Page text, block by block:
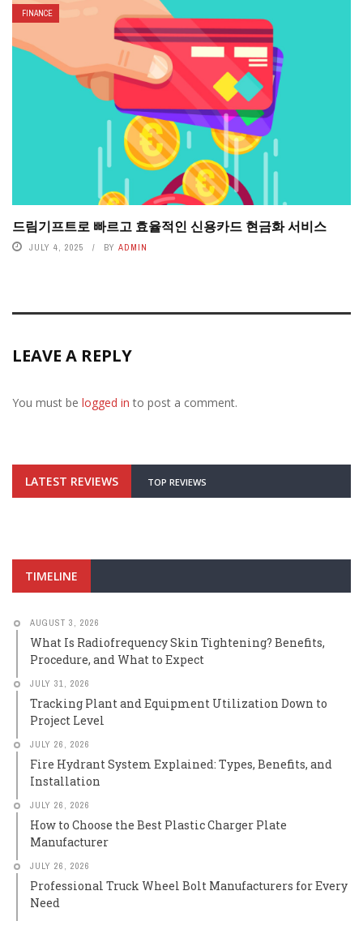
FINANCE
드림기프트로 빠르고 효율적인 신용카드 현금화 서비스
JULY 4, 2025 BY ADMIN
LEAVE A REPLY
You must be logged in to post a comment.
LATEST REVIEWS TOP REVIEWS
TIMELINE
AUGUST 3, 2026
What Is Radiofrequency Skin Tightening? Benefits,
Procedure, and What to Expect
JULY 31, 2026
Tracking Plant and Equipment Utilization Down to
Project Level
JULY 26, 2026
Fire Hydrant System Explained: Types, Benefits, and
Installation
JULY 26, 2026
How to Choose the Best Plastic Charger Plate
Manufacturer
JULY 26, 2026
Professional Truck Wheel Bolt Manufacturers for Every
Need